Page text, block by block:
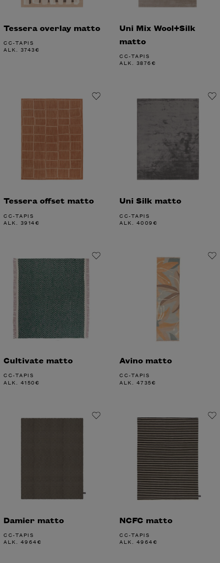
Tessera overlay matto
CC-TAPIS
ALK. 3743€
Uni Mix Wool+Silk
matto
CC-TAPIS
ALK. 3876€
Tessera offset matto
CC-TAPIS
ALK. 3914€
Uni Silk matto
CC-TAPIS
ALK. 4009€
Cultivate matto
CC-TAPIS
ALK. 4150€
Avino matto
CC-TAPIS
ALK. 4735€
Damier matto
CC-TAPIS
ALK. 4964€
NCFC matto
CC-TAPIS
ALK. 4964€